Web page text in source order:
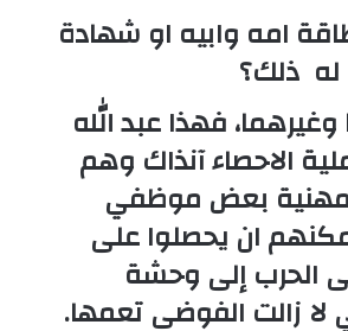
امه وابيه او شهادة
له ذلك؟
فهذا عبد الله
الاحصاء آنذاك وهم
مهنية بعض موظفي
يمكنهم ان يحصلوا على
الحرب إلى وحشة
لا زالت الفوضى تعمها.